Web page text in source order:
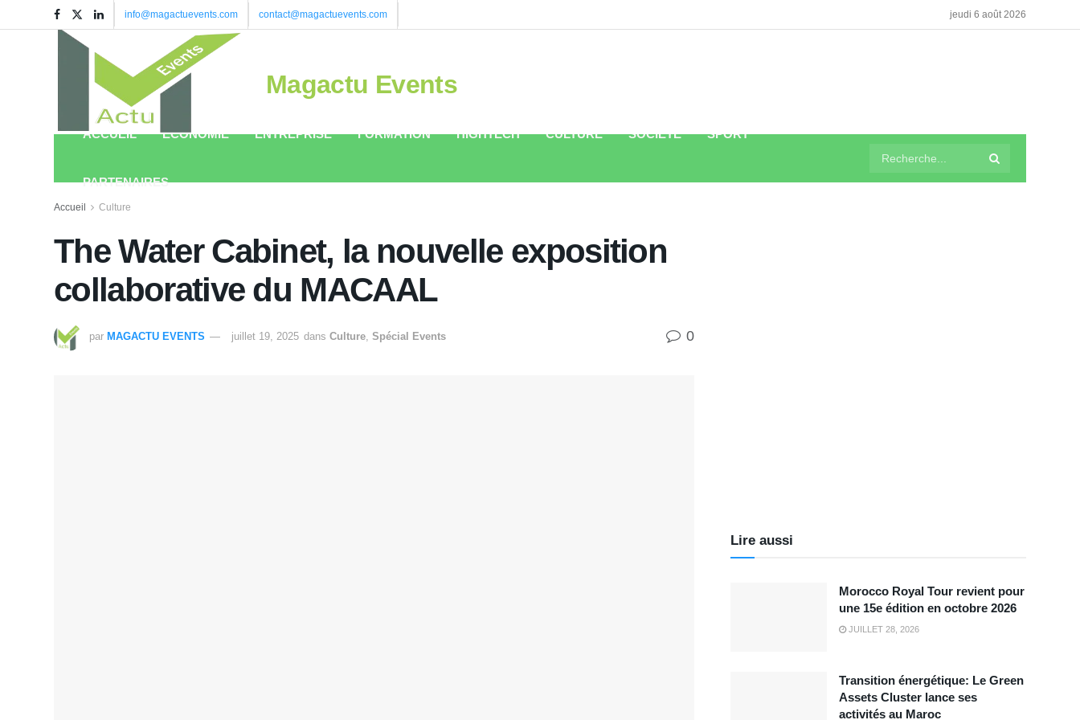
info@magactuevents.com contact@magactuevents.com jeudi 6 août 2026
Magactu Events
ACCUEIL ÉCONOMIE ENTREPRISE FORMATION HIGHTECH CULTURE SOCIÉTÉ SPORT
PARTENAIRES
Accueil Culture
The Water Cabinet, la nouvelle exposition
collaborative du MACAAL
par MAGACTU EVENTS juillet 19, 2025 dans Culture Spécial Events 0
Lire aussi
Morocco Royal Tour revient pour
une 15e édition en octobre 2026
JUILLET 28, 2026
Transition énergétique: Le Green
Assets Cluster lance ses
activités au Maroc